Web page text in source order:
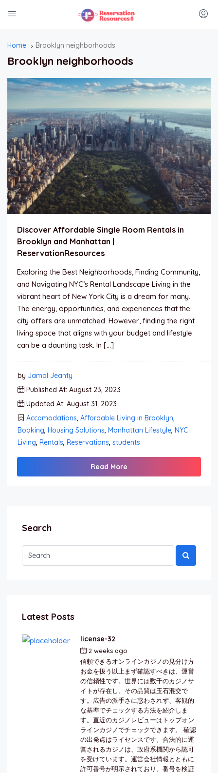
Home Brooklyn neighborhoods
Brooklyn neighborhoods
Discover Affordable Single Room Rentals in
Brooklyn and Manhattan |
ReservationResources
Exploring the Best Neighborhoods, Finding Community,
and Navigating NYC’s Rental Landscape Living in the
vibrant heart of New York City is a dream for many.
The energy, opportunities, and experiences that the
city offers are unmatched. However, finding the right
living space that aligns with your budget and lifestyle
can be a daunting task. In […]
by Jamal Jeanty
Published At: August 23, 2023
Updated At: August 31, 2023
Accomodations, Affordable Living in Brooklyn,
Booking, Housing Solutions, Manhattan Lifestyle, NYC
Living, Rentals, Reservations, students
Read More
Search
Latest Posts
license-32
2 weeks ago
信頼できるオンラインカジノの見分け方
お金を扱う以上まず確認すべきは、運営
の信頼性です。世界には数千のカジノサ
イトが存在し、その品質は玉石混交で
す。広告の派手さに惑わされず、客観的
な基準でチェックする方法を紹介しま
す。直近のカジノレビューはトップオン
ラインカジノでチェックできます。 確認
の出発点はライセンスです。合法的に運
営されるカジノは、政府系機関から認可
を受けています。運営会社情報とともに
許可番号が明示されており、番号を検証